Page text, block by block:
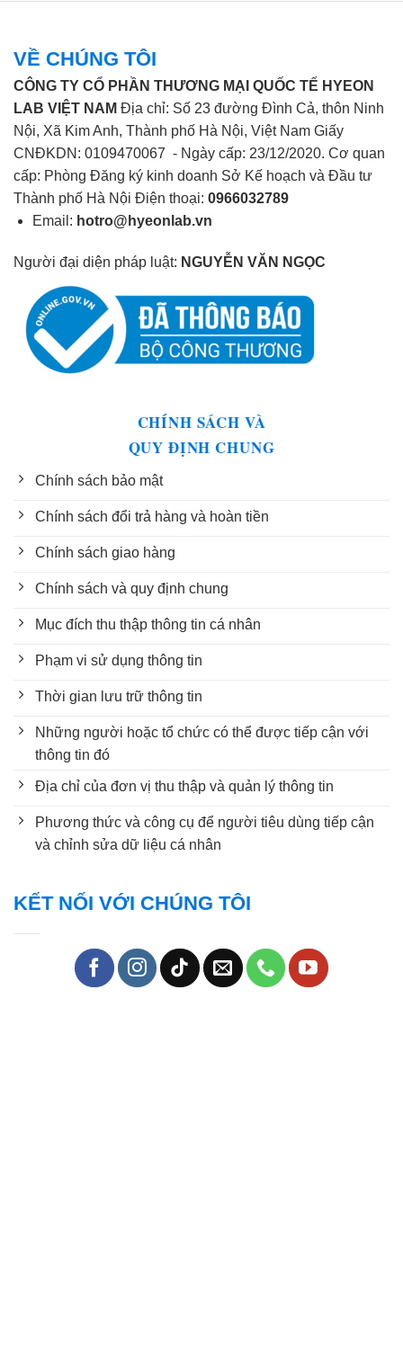
VỀ CHÚNG TÔI
CÔNG TY CỔ PHẦN THƯƠNG MẠI QUỐC TẾ HYEON
LAB VIỆT NAM Địa chỉ: Số 23 đường Đình Cả, thôn Ninh
Nội, Xã Kim Anh, Thành phố Hà Nội, Việt Nam Giấy
CNĐKDN: 0109470067 - Ngày cấp: 23/12/2020. Cơ quan
cấp: Phòng Đăng ký kinh doanh Sở Kế hoạch và Đầu tư
Thành phố Hà Nội Điện thoại: 0966032789
Email: hotro@hyeonlab.vn
Người đại diện pháp luật: NGUYỄN VĂN NGỌC
CHÍNH SÁCH VÀ
QUY ĐỊNH CHUNG
Chính sách bảo mật
Chính sách đổi trả hàng và hoàn tiền
Chính sách giao hàng
Chính sách và quy định chung
Mục đích thu thập thông tin cá nhân
Phạm vi sử dụng thông tin
Thời gian lưu trữ thông tin
Những người hoặc tổ chức có thể được tiếp cận với
thông tin đó
Địa chỉ của đơn vị thu thập và quản lý thông tin
Phương thức và công cụ để người tiêu dùng tiếp cận
và chỉnh sửa dữ liệu cá nhân
KẾT NỐI VỚI CHÚNG TÔI